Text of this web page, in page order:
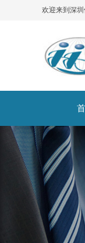
欢迎来到深圳